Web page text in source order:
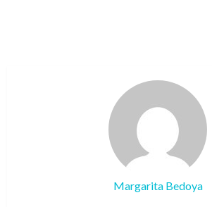
Margarita Bedoya